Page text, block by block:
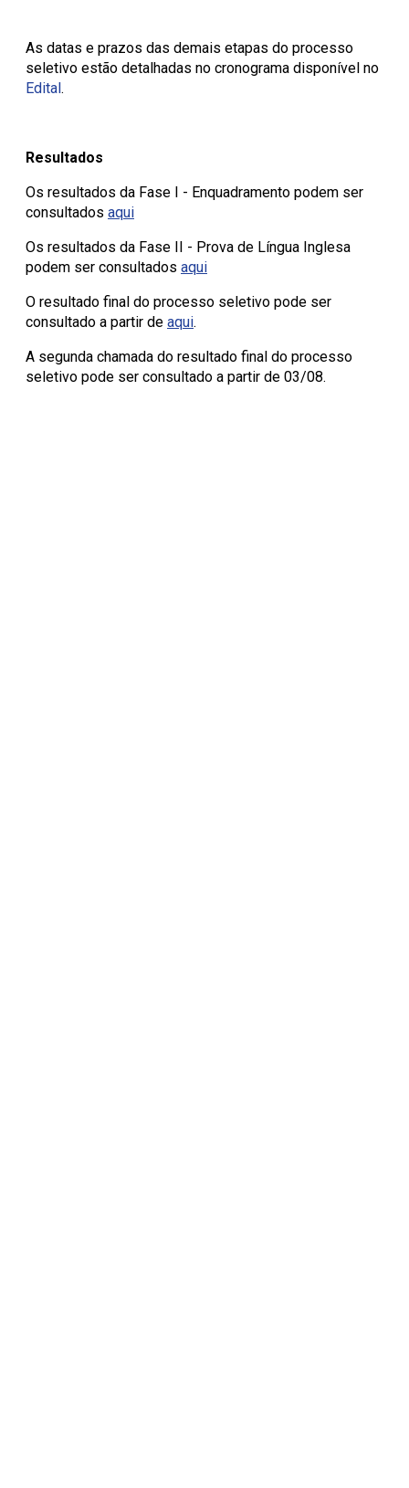
As datas e prazos das demais etapas do processo
seletivo estão detalhadas no cronograma disponível no
Edital.
Resultados
Os resultados da Fase I - Enquadramento podem ser
consultados aqui
Os resultados da Fase II - Prova de Língua Inglesa
podem ser consultados aqui
O resultado final do processo seletivo pode ser
consultado a partir de aqui.
A segunda chamada do resultado final do processo
seletivo pode ser consultado a partir de 03/08.